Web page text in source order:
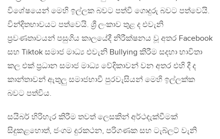
විශේෂයෙන් මෙහි ඉල්ලක බවට පත්වී ගොදුරු බවට පත්වෙයි.
වින්දිතභාවයට පත්වෙයි. ශ්‍රී ලංකාව තුළ ද එවැනි
ප්‍රවණතාවයන් පසුගිය කාලයේදී නිරීක්ෂනය වූ අතර Facebook
සහ Tiktok සමාජ මාධ්‍ය එවැනි Bullying කිරීම සදහා භාවිතා
කල එක් ප්‍රධාන සමාජ මාධ්‍ය වේදිකාවන් වන අතර එහි දී ද
කාන්තාවන් ඇතුලු සමාජභාවී පුරවැසියන් මෙහි ඉල්ලක්ක
බවට පත්විය.
සයිබර් හිරිහැර කිරීම තවත් ලෙසකින් අර්ථදැක්වීමක්
සිදුකළහොත්, ජංගම දුරකථන, පරිගණක සහ ටැබ්ලට් වැනි